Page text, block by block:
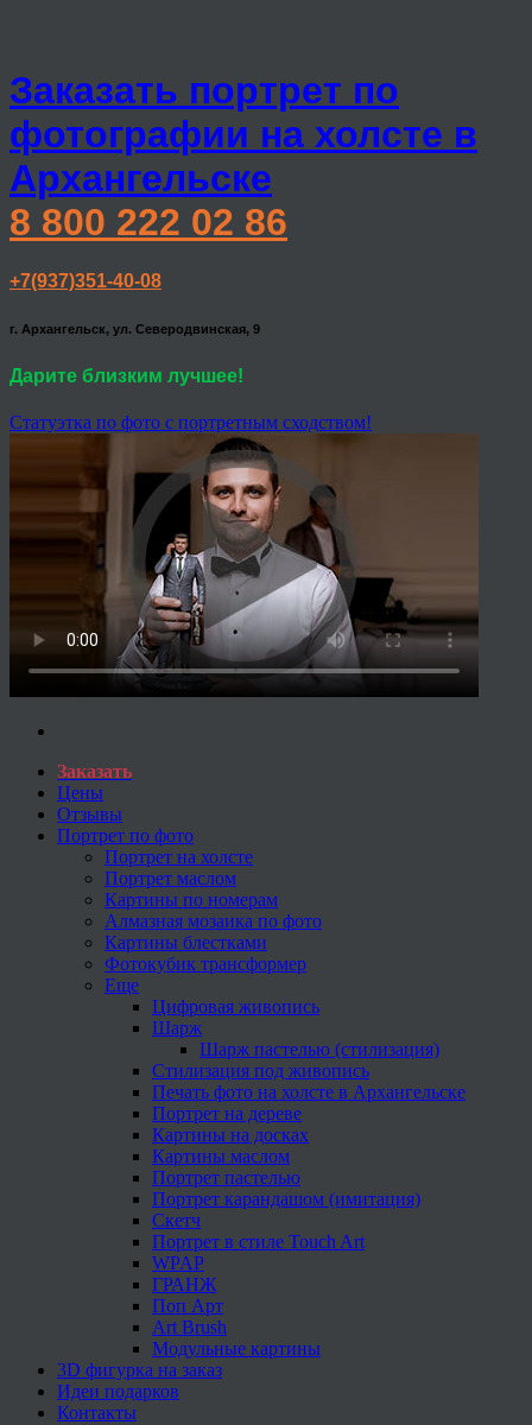
Заказать портрет по
фотографии на холсте в
Архангельске
8 800 222 02 86
+7(937)351-40-08
г. Архангельск, ул. Северодвинская, 9
Дарите близким лучшее!
Статуэтка по фото с портретным сходством!
Заказать
Цены
Отзывы
Портрет по фото
Портрет на холсте
Портрет маслом
Картины по номерам
Алмазная мозаика по фото
Картины блестками
Фотокубик трансформер
Еще
Цифровая живопись
Шарж
Шарж пастелью (стилизация)
Стилизация под живопись
Печать фото на холсте в Архангельске
Портрет на дереве
Картины на досках
Картины маслом
Портрет пастелью
Портрет карандашом (имитация)
Скетч
Портрет в стиле Touch Art
WPAP
ГРАНЖ
Поп Арт
Art Brush
Модульные картины
3D фигурка на заказ
Идеи подарков
Контакты